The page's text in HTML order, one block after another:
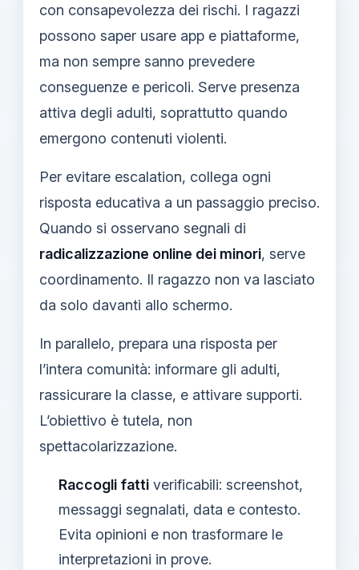
con consapevolezza dei rischi. I ragazzi
possono saper usare app e piattaforme,
ma non sempre sanno prevedere
conseguenze e pericoli. Serve presenza
attiva degli adulti, soprattutto quando
emergono contenuti violenti.
Per evitare escalation, collega ogni
risposta educativa a un passaggio preciso.
Quando si osservano segnali di
radicalizzazione online dei minori, serve
coordinamento. Il ragazzo non va lasciato
da solo davanti allo schermo.
In parallelo, prepara una risposta per
l’intera comunità: informare gli adulti,
rassicurare la classe, e attivare supporti.
L’obiettivo è tutela, non
spettacolarizzazione.
Raccogli fatti verificabili: screenshot,
messaggi segnalati, data e contesto.
Evita opinioni e non trasformare le
interpretazioni in prove.